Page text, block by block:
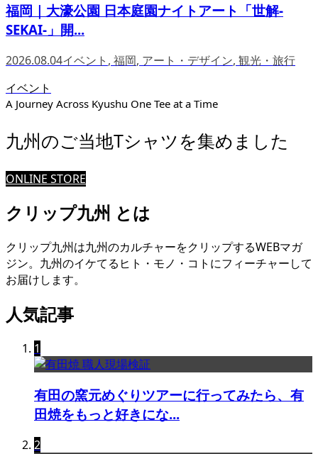
福岡｜大濠公園 日本庭園ナイトアート「世解-
SEKAI-」開...
2026.08.04イベント , 福岡, アート・デザイン, 観光・旅行
イベント
A Journey Across Kyushu One Tee at a Time
九州のご当地Tシャツを集めました
ONLINE STORE
クリップ九州 とは
クリップ九州は九州のカルチャーをクリップするWEBマガ
ジン。九州のイケてるヒト・モノ・コトにフィーチャーして
お届けします。
人気記事
1
有田の窯元めぐりツアーに行ってみたら、有
田焼をもっと好きにな...
2